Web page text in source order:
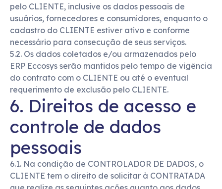
pelo CLIENTE, inclusive os dados pessoais de
usuários, fornecedores e consumidores, enquanto o
cadastro do CLIENTE estiver ativo e conforme
necessário para consecução de seus serviços.
5.2. Os dados coletados e/ou armazenados pelo
ERP Eccosys serão mantidos pelo tempo de vigência
do contrato com o CLIENTE ou até o eventual
requerimento de exclusão pelo CLIENTE.
6. Direitos de acesso e
controle de dados
pessoais
6.1. Na condição de CONTROLADOR DE DADOS, o
CLIENTE tem o direito de solicitar à CONTRATADA